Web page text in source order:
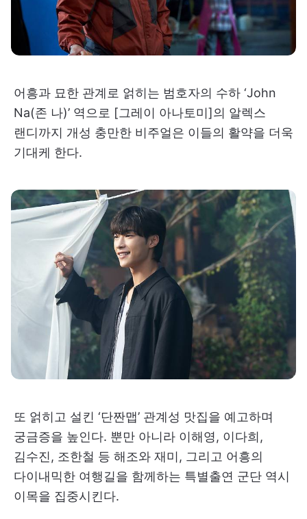
어흥과 묘한 관계로 얽히는 범호자의 수하 ‘John
Na(존 나)’ 역으로 [그레이 아나토미]의 알렉스
랜디까지 개성 충만한 비주얼은 이들의 활약을 더욱
기대케 한다.
또 얽히고 설킨 ‘단짠맵’ 관계성 맛집을 예고하며
궁금증을 높인다. 뿐만 아니라 이해영, 이다희,
김수진, 조한철 등 해조와 재미, 그리고 어흥의
다이내믹한 여행길을 함께하는 특별출연 군단 역시
이목을 집중시킨다.